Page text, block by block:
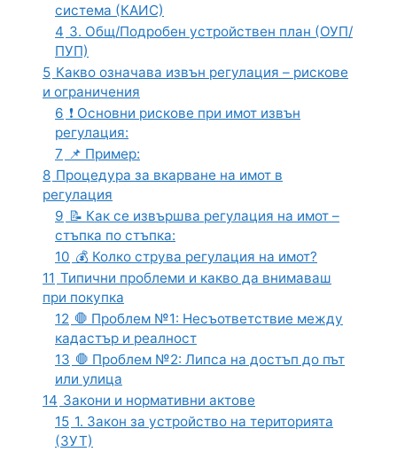
система (КАИС)
4 3. Общ/Подробен устройствен план (ОУП/
ПУП)
5 Какво означава извън регулация – рискове
и ограничения
6 ❗ Основни рискове при имот извън
регулация:
7 📌 Пример:
8 Процедура за вкарване на имот в
регулация
9 📝 Как се извършва регулация на имот –
стъпка по стъпка:
10 💰 Колко струва регулация на имот?
11 Типични проблеми и какво да внимаваш
при покупка
12 🛑 Проблем №1: Несъответствие между
кадастър и реалност
13 🛑 Проблем №2: Липса на достъп до път
или улица
14 Закони и нормативни актове
15 1. Закон за устройство на територията
(ЗУТ)